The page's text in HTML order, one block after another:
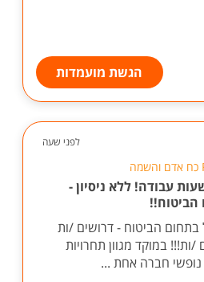
הגשת מועמדות
לפני שעה
ב-6 שעות עבודה! ללא ניסיון -
הביטוח!!
הביטוח - דרושים /ות
/ות!!! במוקד מגוון תחרויות
נופשי חברה אחת ...